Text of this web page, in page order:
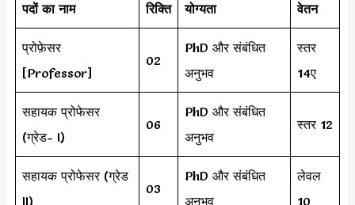
पदों का नाम रिक्ति योग्यता वेतन
प्रोफ़ेसर
[Professor]
02
PhD और संबंधित
अनुभव
स्तर
14ए
सहायक प्रोफेसर
(ग्रेड- I)
06
PhD और संबंधित
अनुभव
स्तर 12
सहायक प्रोफेसर (ग्रेड
II)
03
PhD और संबंधित
अनुभव
लेवल
10